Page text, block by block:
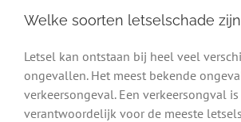
Welke soorten letselschade
Letsel kan ontstaan bij heel veel
ongevallen. Het meest bekende
verkeersongeval. Een verkeersongval is
verantwoordelijk voor de meeste